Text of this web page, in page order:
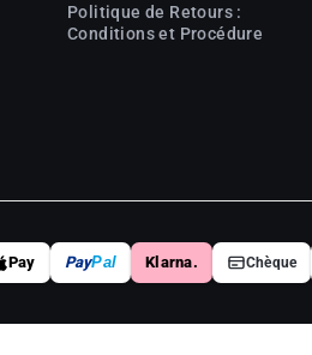
Politique de Retours :
Conditions et Procédure
Pay PayPal Klarna. Chèque